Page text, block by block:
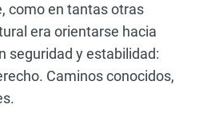
como en tantas otras
era orientarse hacia
seguridad y estabilidad:
Caminos conocidos,